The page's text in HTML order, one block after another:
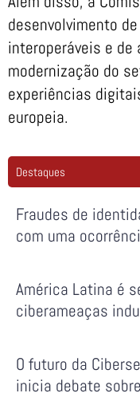
desenvolvimento
interoperáveis e de
modernização do
experiências
europeia.
Destaques
Fraudes de
com uma
América Latina é
ciberameaças
O futuro da
inicia debate